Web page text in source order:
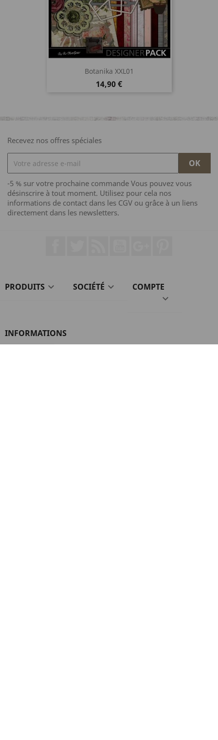
Botanika XXL01
Prix
14,90 €
Recevez nos offres spéciales
-5 % sur votre prochaine commande Vous pouvez vous
désinscrire à tout moment. Utilisez pour cela nos
informations de contact dans les CGV ou grâce à un liens
directement dans les newsletters.
PRODUITS  SOCIÉTÉ  COMPTE

INFORMATIONS